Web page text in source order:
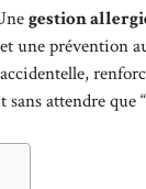
gestion
une prévention
attendre que